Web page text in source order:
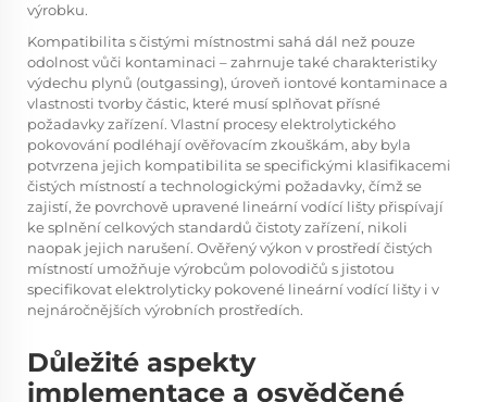
výrobku.
Kompatibilita s čistými místnostmi sahá dál než pouze
odolnost vůči kontaminaci – zahrnuje také charakteristiky
výdechu plynů (outgassing), úroveň iontové kontaminace a
vlastnosti tvorby částic, které musí splňovat přísné
požadavky zařízení. Vlastní procesy elektrolytického
pokovování podléhají ověřovacím zkouškám, aby byla
potvrzena jejich kompatibilita se specifickými klasifikacemi
čistých místností a technologickými požadavky, čímž se
zajistí, že povrchově upravené lineární vodící lišty přispívají
ke splnění celkových standardů čistoty zařízení, nikoli
naopak jejich narušení. Ověřený výkon v prostředí čistých
místností umožňuje výrobcům polovodičů s jistotou
specifikovat elektrolyticky pokovené lineární vodící lišty i v
nejnáročnějších výrobních prostředích.
Důležité aspekty
implementace a osvědčené